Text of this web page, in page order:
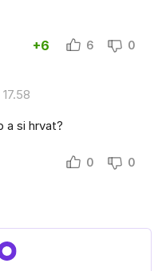
+6 6 0
a si hrvat?
0 0